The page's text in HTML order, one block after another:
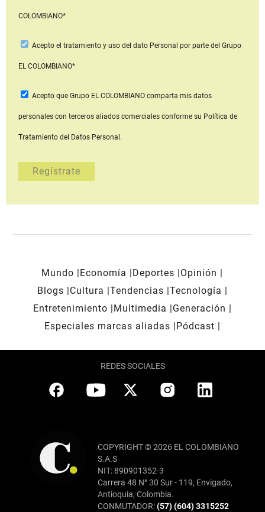
COLOMBIANO*
Acepto el tratamiento y uso del dato Personal por parte del Grupo
EL COLOMBIANO*
Acepto que Grupo EL COLOMBIANOcomparta mis datos
personales con terceros aliados comerciales conforme su Política de
Tratamiento del Datos Personal.
Mundo Economía Deportes
Opinión
Blogs
Cultura Tendencias Tecnología
Entretenimiento
Multimedia
Generación
Especiales marcas aliadas
Pódcast
REDES SOCIALES
COPYRIGHT © 2026 EL COLOMBIANO
S.A.S
NIT: 890901352-3
Carrera 48 N° 30 Sur - 119, Envigado,
Antioquia, Colombia.
CONMUTADOR:(57) (604) 3315252